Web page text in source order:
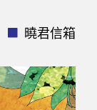
曉君信箱